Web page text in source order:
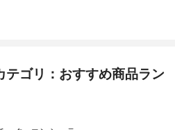
テゴリ：おすすめ商品ラン